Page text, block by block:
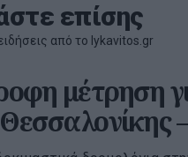
επίσης
από το lykavitos.gr
μέτρηση